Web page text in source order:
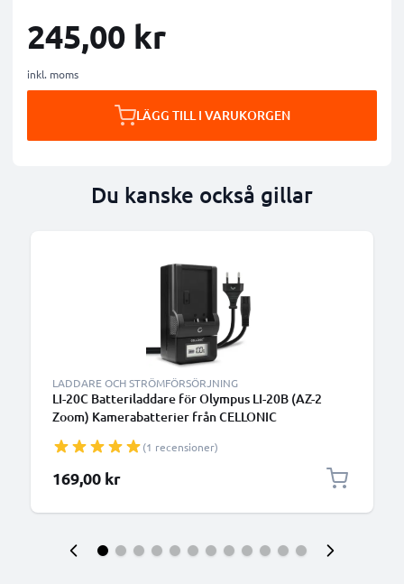
245,00 kr
inkl. moms
LÄGG TILL I VARUKORGEN
Du kanske också gillar
LADDARE OCH STRÖMFÖRSÖRJNING
LI-20C Batteriladdare för Olympus LI-20B (AZ-2
Zoom) Kamerabatterier från CELLONIC
(1 recensioner)
169,00 kr